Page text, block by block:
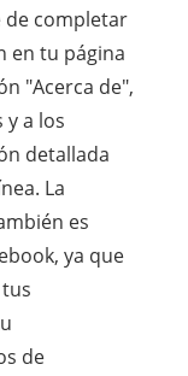
de completar
en tu página
"Acerca de",
a los
detallada
La
es
ya que
de